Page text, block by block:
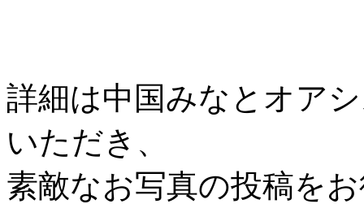
詳細は中国みなとオア
いただき、
素敵なお写真の投稿を